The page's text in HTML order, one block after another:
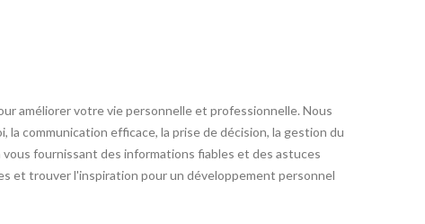
améliorer votre vie personnelle et professionnelle. Nous
communication efficace, la prise de décision, la gestion du
fournissant des informations fiables et des astuces
et trouver l'inspiration pour un développement personnel